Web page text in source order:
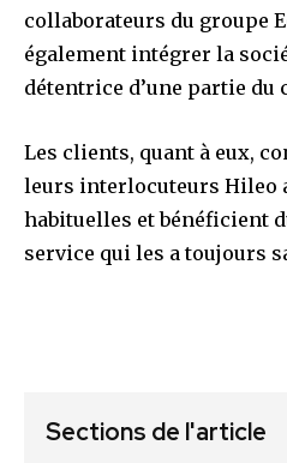
collaborateurs du groupe
également intégrer la
détentrice d’une partie du
Les clients, quant à eux,
leurs interlocuteurs Hileo
habituelles et bénéficient
service qui les a toujours
Sections de l'article